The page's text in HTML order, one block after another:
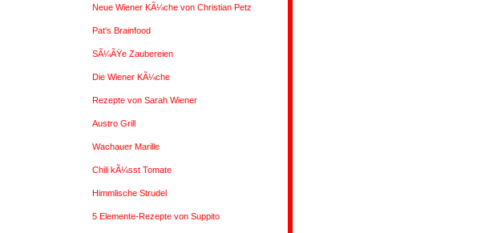
Neue Wiener KÃ¼che von Christian Petz
Pat's Brainfood
SÃ¼ÃŸe Zaubereien
Die Wiener KÃ¼che
Rezepte von Sarah Wiener
Austro Grill
Wachauer Marille
Chili kÃ¼sst Tomate
Himmlische Strudel
5 Elemente-Rezepte von Suppito